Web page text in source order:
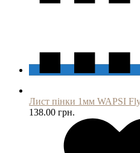
Лист пінки 1мм WAPSI
138.00 грн.